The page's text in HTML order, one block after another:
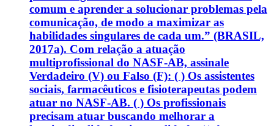
comum e aprender a solucionar problemas pela
comunicação, de modo a maximizar as
habilidades singulares de cada um.” (BRASIL,
2017a). Com relação a atuação
multiprofissional do NASF-AB, assinale
Verdadeiro (V) ou Falso (F): ( ) Os assistentes
sociais, farmacêuticos e fisioterapeutas podem
atuar no NASF-AB. ( ) Os profissionais
precisam atuar buscando melhorar a